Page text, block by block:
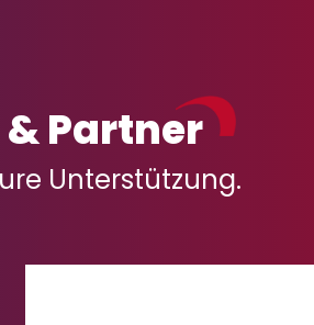
Partner
Unterstützung.